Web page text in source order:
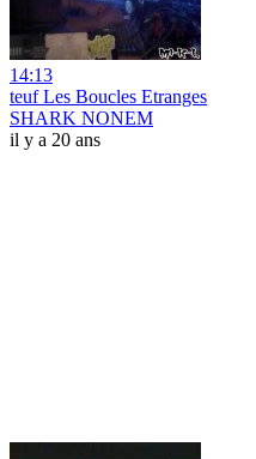
14:13
teuf Les Boucles Etranges
SHARK NONEM
il y a 20 ans